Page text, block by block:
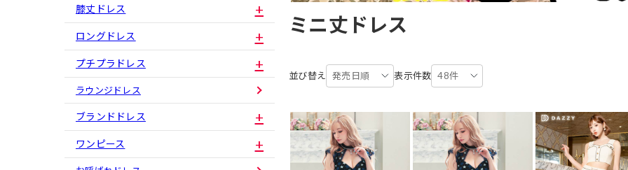
膝丈ドレス
ロングドレス
プチプラドレス
ラウンジドレス
ブランドドレス
ワンピース
ミニ丈ドレス
並び替え 発売日順 表示件数 48件